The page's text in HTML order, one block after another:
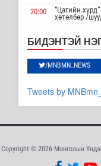
10
10
20:00
“Цагийн
хөтөлбөр /
20:45 Хөндөх
21:15
100%
мэдэхүйн
22:15
23:30
БИДЭНТЭЙ
/MNBMN_NEWS
Tweets by
Copyright © 2026 Монголын